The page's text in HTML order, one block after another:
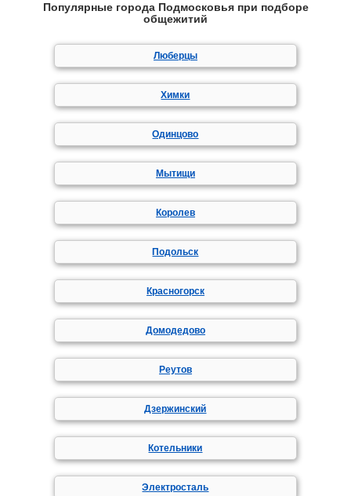
Популярные города Подмосковья при подборе
общежитий
Люберцы
Химки
Одинцово
Мытищи
Королев
Подольск
Красногорск
Домодедово
Реутов
Дзержинский
Котельники
Электросталь